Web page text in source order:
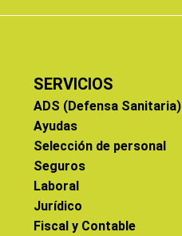
SERVICIOS
ADS (Defensa Sanitaria)
Ayudas
Selección de personal
Seguros
Laboral
Jurídico
Fiscal y Contable